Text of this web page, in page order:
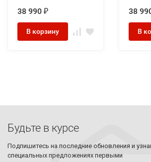
38 990 ₽
В корзину
38
В
Будьте в курсе
Подпишитесь на последние обновления и
специальных предложениях первыми